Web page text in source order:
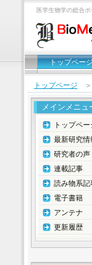
医学生物学の総合
トップペー
トップページ
メインメニュ
トップペー
最新研究情
研究者の声
連載記事
読み物系記
電子書籍
アンテナ
更新履歴